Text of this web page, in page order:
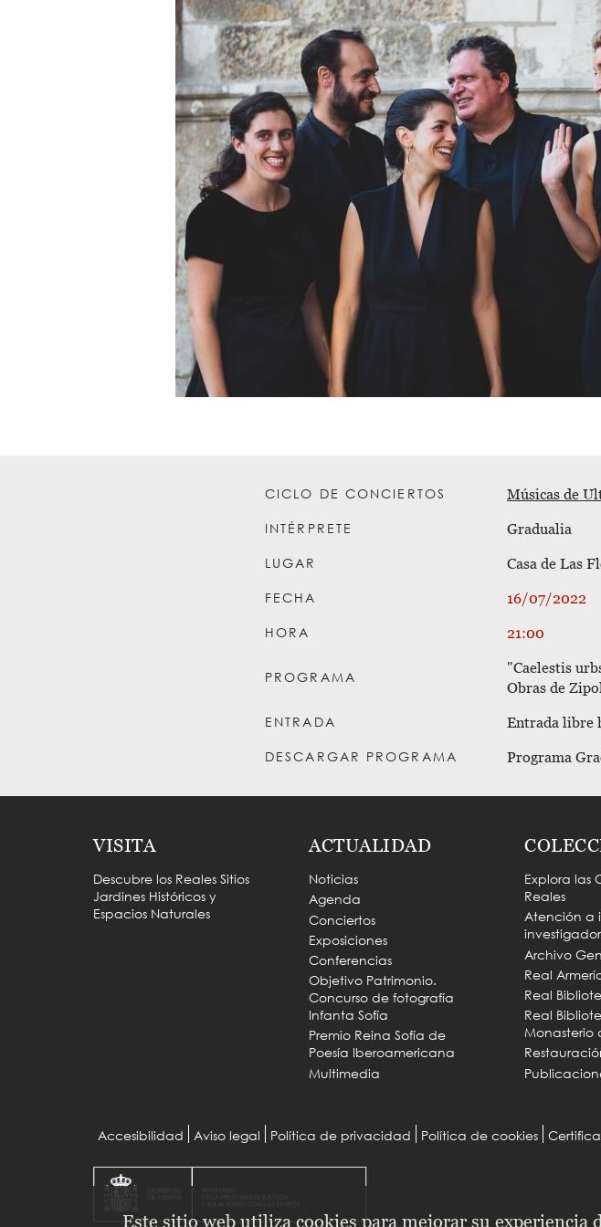
CICLO DE CONCIERTOS Músicas de
INTÉRPRETE Gradualia
LUGAR Casa de Las
FECHA 16/07/2022
HORA 21:00
PROGRAMA
"Caelestis
Obras de
ENTRADA Entrada libre
DESCARGAR PROGRAMA Programa
VISITA
Descubre los Reales Sitios
Jardines Históricos y
Espacios Naturales
ACTUALIDAD
Noticias
Agenda
Conciertos
Exposiciones
Conferencias
Objetivo Patrimonio.
Concurso de fotografía
Infanta Sofía
Premio Reina Sofía de
Poesía Iberoamericana
Multimedia
Explora las
Reales
Atención a
Archivo
Real
Real
Real
Monasterio
Menu
Pie
Accesibilidad Aviso legal Política de privacidad Política de cookies
Este sitio web utiliza cookies para mejorar su experiencia